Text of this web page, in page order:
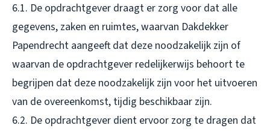
6.1. De opdrachtgever draagt er zorg voor dat alle
gegevens, zaken en ruimtes, waarvan Dakdekker
Papendrecht aangeeft dat deze noodzakelijk zijn of
waarvan de opdrachtgever redelijkerwijs behoort te
begrijpen dat deze noodzakelijk zijn voor het uitvoeren
van de overeenkomst, tijdig beschikbaar zijn.
6.2. De opdrachtgever dient ervoor zorg te dragen dat